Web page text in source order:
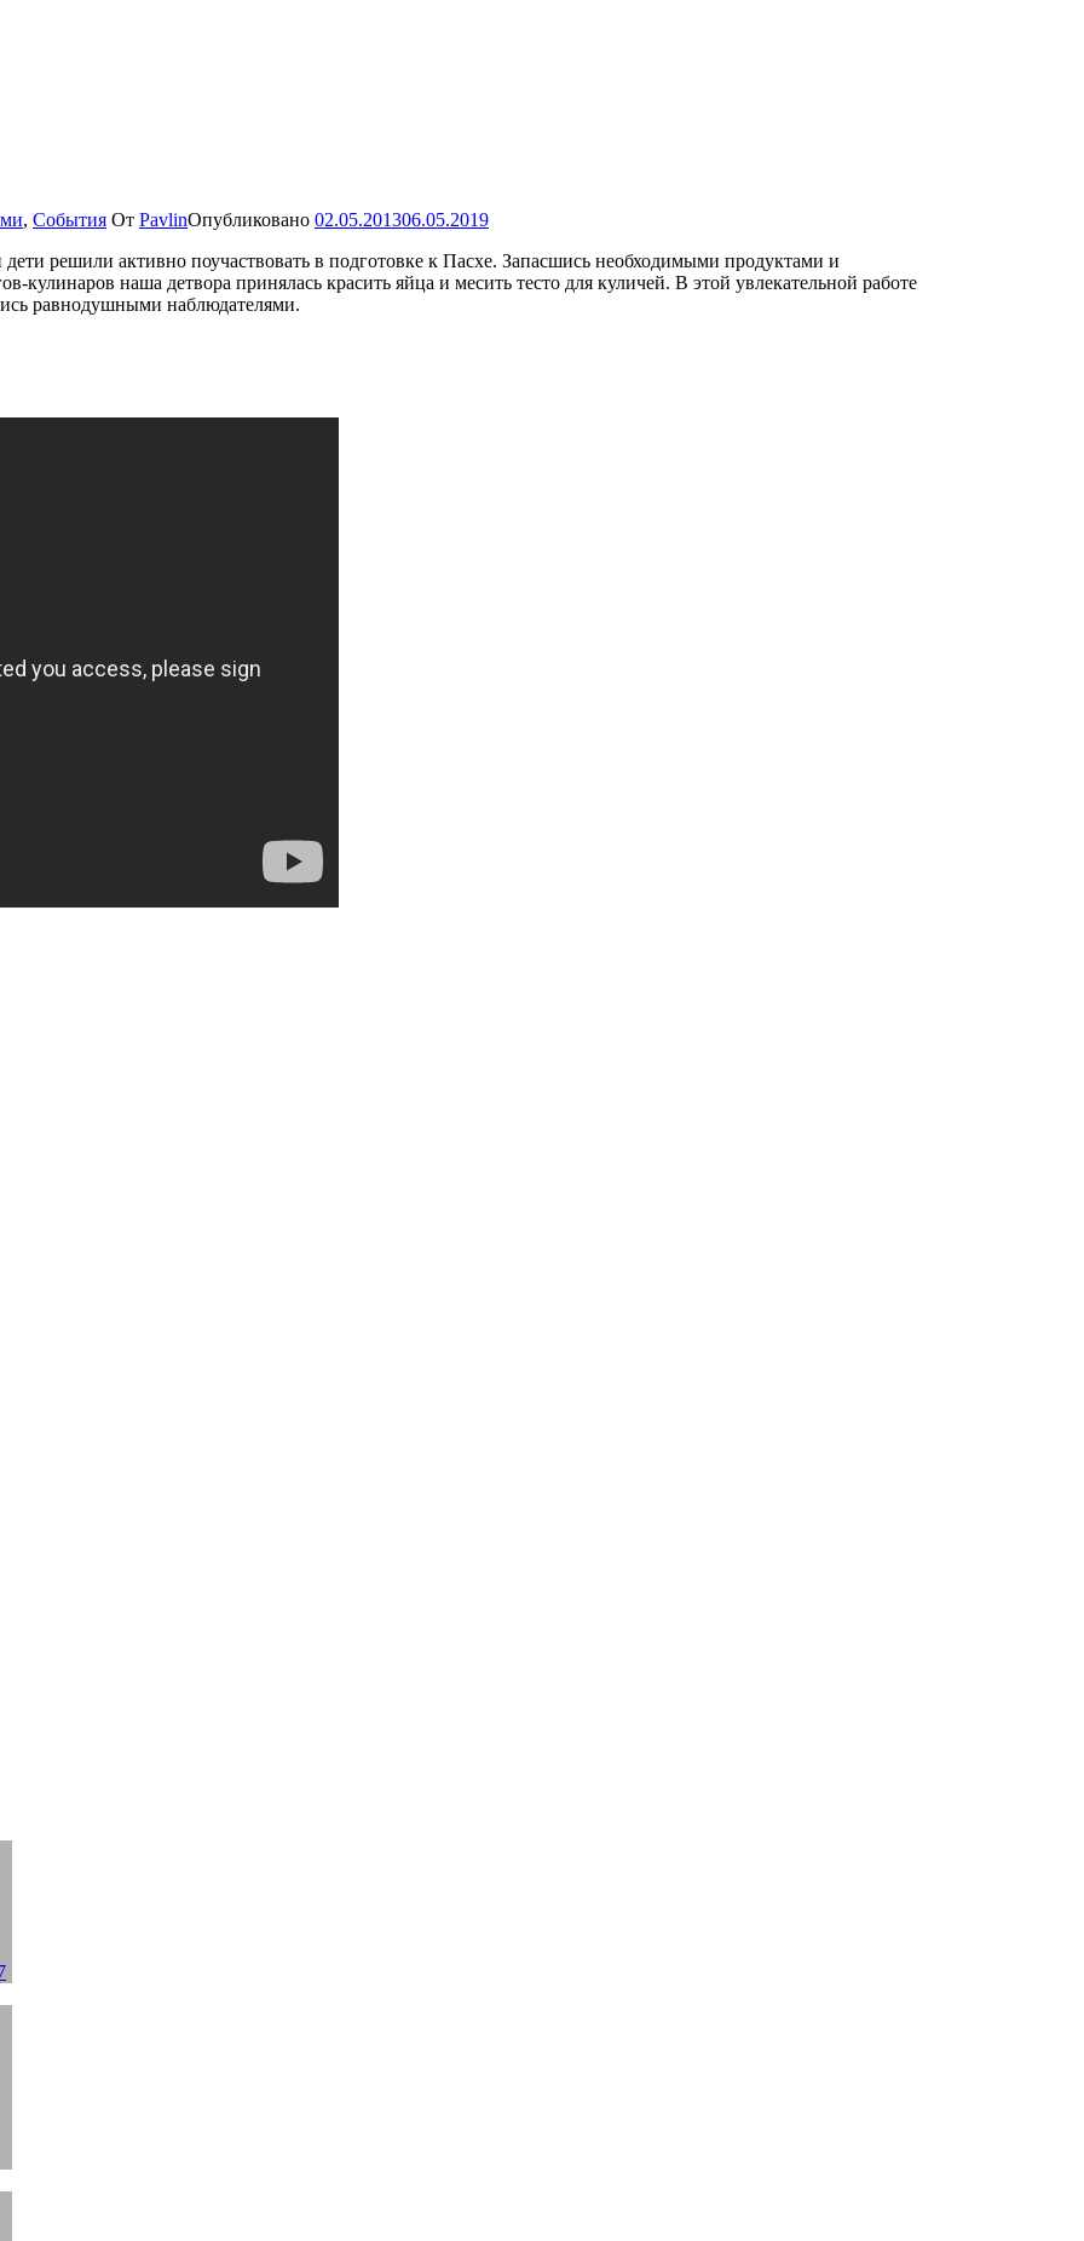
, События От PavlinОпубликовано 02.05.201306.05.2019
решили активно поучаствовать в подготовке к Пасхе. Запасшись необходимыми продуктами и
кулинаров наша детвора принялась красить яйца и месить тесто для куличей. В этой увлекательной работе
равнодушными наблюдателями.